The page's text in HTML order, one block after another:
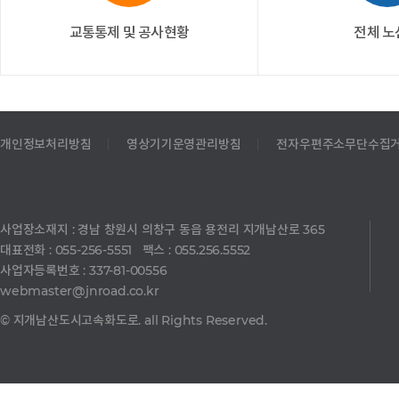
교통통제 및 공사현황 전체 노
경상남도
개인정보처리방침 영상기기운영관리방침 전자우편주소무단수집
사업장소재지 : 경남 창원시 의창구 동읍 용전리 지개남산로 365
대표전화 : 055-256-5551 팩스 : 055.256.5552
사업자등록번호 : 337-81-00556
webmaster@jnroad.co.kr
© 지개남산도시고속화도로. all Rights Reserved.